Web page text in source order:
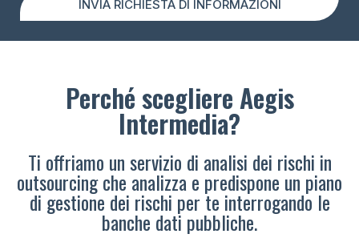
INVIA RICHIESTA DI INFORMAZIONI
Perché scegliere Aegis
Intermedia?
Ti offriamo un servizio di analisi dei rischi in
outsourcing che analizza e predispone un piano
di gestione dei rischi per te interrogando le
banche dati pubbliche.